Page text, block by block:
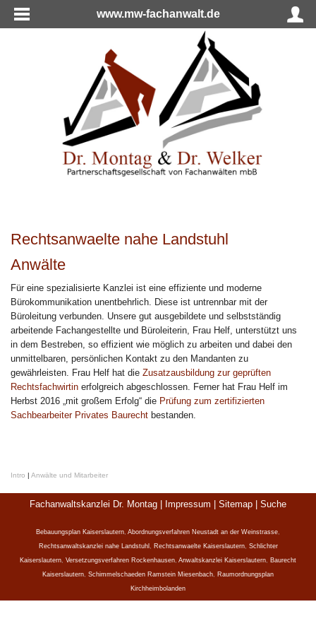
www.mw-fachanwalt.de
Rechtsanwaelte nahe Landstuhl
Anwälte
Für eine spezialisierte Kanzlei ist eine effiziente und moderne
Bürokommunikation unentbehrlich. Diese ist untrennbar mit der
Büroleitung verbunden. Unsere gut ausgebildete und selbstständig
arbeitende Fachangestellte und Büroleiterin, Frau Helf, unterstützt uns
in dem Bestreben, so effizient wie möglich zu arbeiten und dabei den
unmittelbaren, persönlichen Kontakt zu den Mandanten zu
gewährleisten. Frau Helf hat die Zusatzausbildung zur geprüften
Rechtsfachwirtin erfolgreich abgeschlossen. Ferner hat Frau Helf im
Herbst 2016 „mit großem Erfolg“ die Prüfung zum zertifizierten
Sachbearbeiter Privates Baurecht bestanden.
Intro | Anwälte und Mitarbeiter
Fachanwaltskanzlei Dr. Montag | Impressum Sitemap Suche
Bebauungsplan Kaiserslautern, Abordnungsverfahren Neustadt an der Weinstrasse,
Rechtsanwaltskanzlei nahe Landstuhl , Rechtsanwaelte Kaiserslautern, Schlichter
Kaiserslautern, Versetzungsverfahren Rockenhausen, Anwaltskanzlei Kaiserslautern, Baurecht
Kaiserslautern, Schimmelschaeden Ramstein Miesenbach, Raumordnungsplan
Kirchheimbolanden